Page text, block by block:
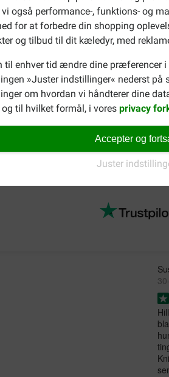
vi også performance-, funktions- og
for at forbedre din shopping
og tilbud til dit kæledyr, med
til enhver tid ændre dine præferencer
»Juster indstillinger« nederst på
om hvordan vi håndterer dine
og til hvilket formål, i vores privacy
Accepter og
Juster
hørfrø, mineraler, tørrede æg.
14,2%, Træstof 1,7%, Råaske
7.766IE, D3-vitamin 655IE, E-
(Jern) 76,4mg, 3b202 (Jod)
specielt hundefoder til
desuden et komplet og omfattende